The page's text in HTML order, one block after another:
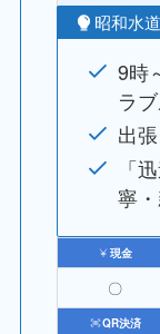
昭和水
9時
ラ
出
「
寧
現金
〇
QR決済